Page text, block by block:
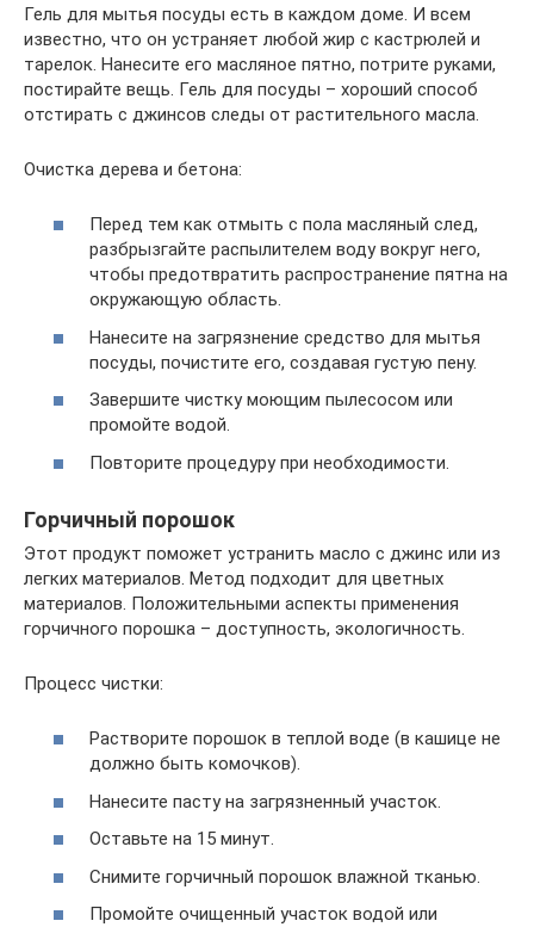
Гель для мытья посуды есть в каждом доме. И всем
известно, что он устраняет любой жир с кастрюлей и
тарелок. Нанесите его масляное пятно, потрите руками,
постирайте вещь. Гель для посуды – хороший способ
отстирать с джинсов следы от растительного масла.
Очистка дерева и бетона:
Перед тем как отмыть с пола масляный след,
разбрызгайте распылителем воду вокруг него,
чтобы предотвратить распространение пятна на
окружающую область.
Нанесите на загрязнение средство для мытья
посуды, почистите его, создавая густую пену.
Завершите чистку моющим пылесосом или
промойте водой.
Повторите процедуру при необходимости.
Горчичный порошок
Этот продукт поможет устранить масло с джинс или из
легких материалов. Метод подходит для цветных
материалов. Положительными аспекты применения
горчичного порошка – доступность, экологичность.
Процесс чистки:
Растворите порошок в теплой воде (в кашице не
должно быть комочков).
Нанесите пасту на загрязненный участок.
Оставьте на 15 минут.
Снимите горчичный порошок влажной тканью.
Промойте очищенный участок водой или